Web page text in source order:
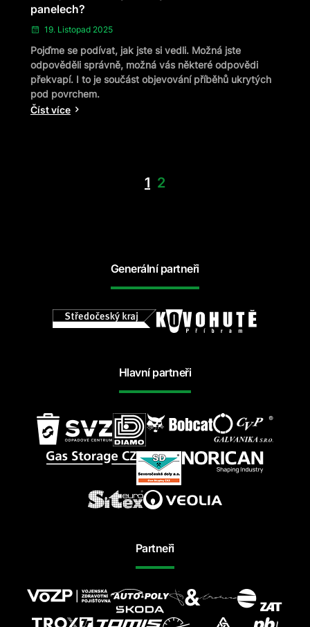
panelech?
19. Listopad 2025
Pojďme se podívat, jak jste si vedli. Možná jste
odpověděli správně, možná vás některé odpovědi
překvapí. I to je součást objevování příběhů ukrytých
pod povrchem.
Číst více
1 2
Generální partneři
Hlavní partneři
Partneři